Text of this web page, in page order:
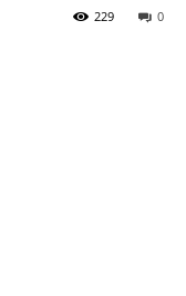
0
229